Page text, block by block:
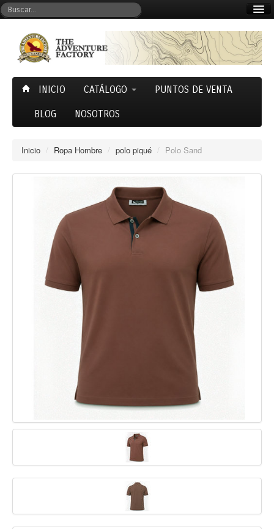
Carrito (0)
INICIO CATÁLOGO PUNTOS DE VENTA
BLOG NOSOTROS
Inicio / Ropa Hombre / polo piqué / Polo Sand